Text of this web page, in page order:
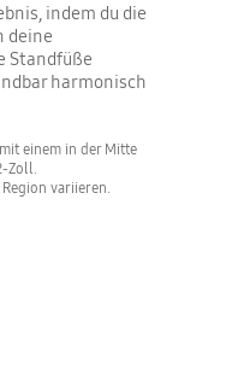
indem du die
deine
Standfüße
harmonisch
einem in der Mitte
Zoll.
variieren.